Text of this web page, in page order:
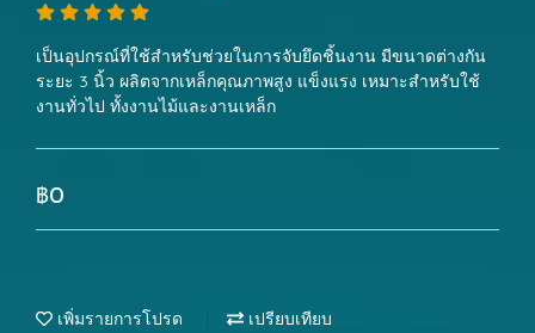
เป็นอุปกรณ์ที่ใช้สำหรับช่วยในการจับยึดชิ้นงาน มีขนาดต่างกัน
ระยะ 3 นิ้ว ผลิตจากเหล็กคุณภาพสูง แข็งแรง เหมาะสำหรับใช้
งานทั่วไป ทั้งงานไม้และงานเหล็ก
฿0
เพิ่มรายการโปรด เปรียบเทียบ